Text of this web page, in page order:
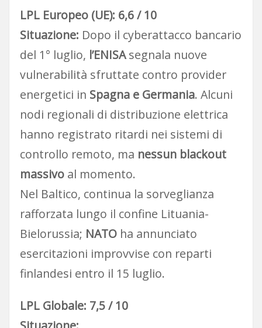
LPL Europeo (UE): 6,6 / 10
Situazione: Dopo il cyberattacco bancario
del 1° luglio, l’ENISAsegnala nuove
vulnerabilità sfruttate contro provider
energetici in Spagna e Germania. Alcuni
nodi regionali di distribuzione elettrica
hanno registrato ritardi nei sistemi di
controllo remoto, ma nessun blackout
massivoal momento.
Nel Baltico, continua la sorveglianza
rafforzata lungo il confine Lituania-
Bielorussia; NATOha annunciato
esercitazioni improvvise con reparti
finlandesi entro il 15 luglio.
LPL Globale: 7,5 / 10